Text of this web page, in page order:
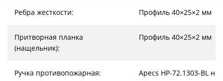
Ребра жесткости: Профиль 40×25×2 мм
Притворная планка
(нащельник):
Профиль 40×25×2 мм
Ручка противопожарная: Apecs HP-72.1303-BL на